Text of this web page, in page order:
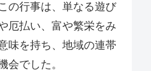
の行事は、単なる遊び
厄払い、富や繁栄をみ
味を持ち、地域の連帯
会でした。